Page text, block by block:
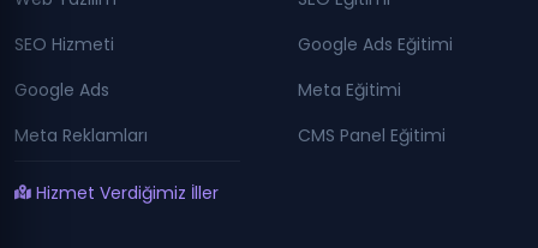
SEO Hizmeti
Google Ads
Meta Reklamları
Hizmet Verdiğimiz İller
Google Ads Eğitimi
Meta Eğitimi
CMS Panel Eğitimi